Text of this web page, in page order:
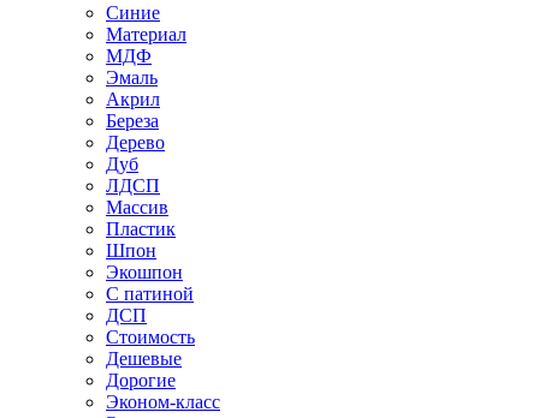
Синие
Материал
МДФ
Эмаль
Акрил
Береза
Дерево
Дуб
ЛДСП
Массив
Пластик
Шпон
Экошпон
С патиной
ДСП
Стоимость
Дешевые
Дорогие
Эконом-класс